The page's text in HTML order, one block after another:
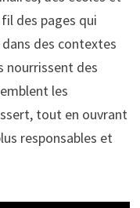
des pages qui
des contextes
nourrissent des
les
tout en ouvrant
responsables et